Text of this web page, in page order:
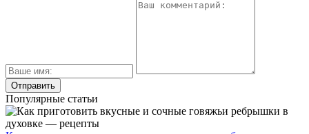
Популярные статьи